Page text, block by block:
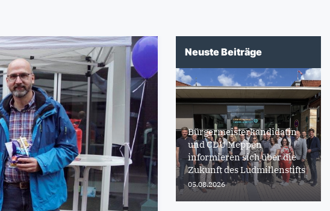
Neuste Beiträge
Bürgermeisterkandidatin
und CDU Meppen
informieren sich über die
Zukunft des Ludmillenstifts
05.08.2026